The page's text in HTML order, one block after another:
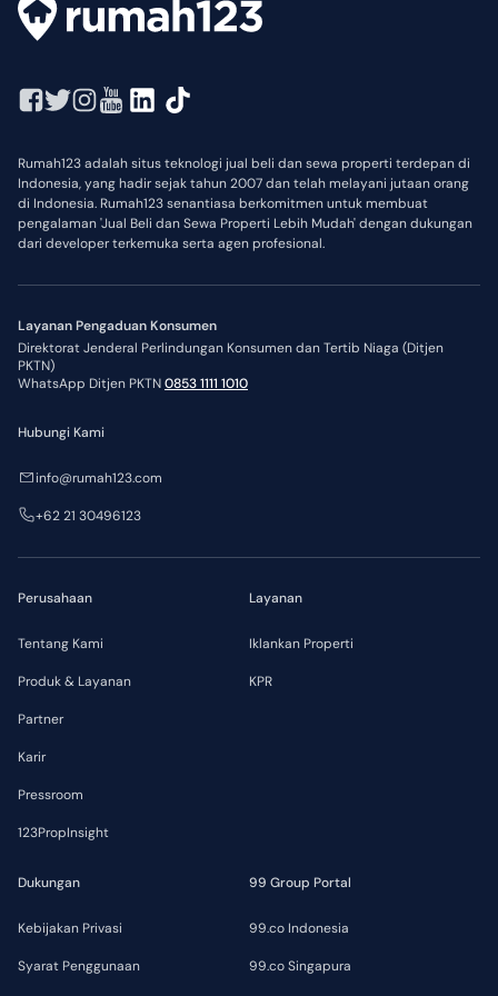
Pizza Hut Holland Bakery Hokben McD KFC dll
Rumah123 adalah situs teknologi jual beli dan sewa properti terdepan di
Indonesia, yang hadir sejak tahun 2007 dan telah melayani jutaan orang
di Indonesia. Rumah123 senantiasa berkomitmen untuk membuat
pengalaman 'Jual Beli dan Sewa Properti Lebih Mudah' dengan dukungan
dari developer terkemuka serta agen profesional.
Layanan Pengaduan Konsumen
Direktorat Jenderal Perlindungan Konsumen dan Tertib Niaga (Ditjen
PKTN)
WhatsApp Ditjen PKTN0853 1111 1010
Perusahaan
Tentang Kami
Produk & Layanan
Partner
Karir
Pressroom
123PropInsight
Layanan
Iklankan Properti
KPR
Dukungan
Kebijakan Privasi
Syarat Penggunaan
99 Group Portal
99.co Indonesia
99.co Singapura
Hubungi Kami
info@rumah123.com
+62 21 30496123